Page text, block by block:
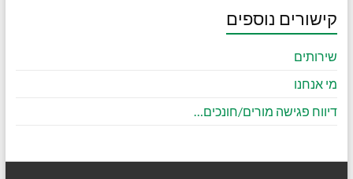
קישורים נוספים
שירותים
מי אנחנו
דיווח פגישה מורים/חונכים…